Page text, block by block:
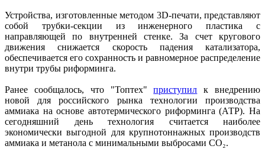
Устройства, изготовленные методом 3D-печати, представляют
собой трубки-секции из инженерного пластика с
направляющей по внутренней стенке. За счет кругового
движения снижается скорость падения катализатора,
обеспечивается его сохранность и равномерное распределение
внутри трубы риформинга.
Ранее сообщалось, что "Топтех"приступил к внедрению
новой для российского рынка технологии производства
аммиака на основе автотермического риформинга (АТР). На
сегодняшний день технология считается наиболее
экономически выгодной для крупнотоннажных производств
аммиака и метанола с минимальными выбросами СО₂.